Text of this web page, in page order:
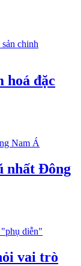
hoá đặc
nhất Đông
vai trò